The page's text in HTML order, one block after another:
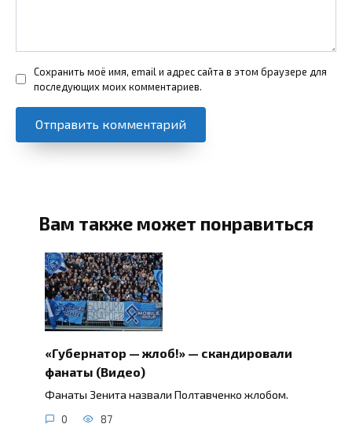
Сохранить моё имя, email и адрес сайта в этом браузере для
последующих моих комментариев.
Вам также может понравиться
«Губернатор — жлоб!» — скандировали
фанаты (Видео)
Фанаты Зенита назвали Полтавченко жлобом.
0 87